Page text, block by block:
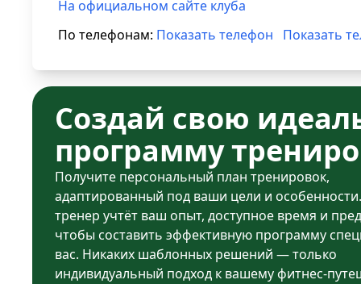
На официальном сайте клуба
По телефонам: Показать телефон Показать
Создай свою
программу
Получите персональный план тренировок,
адаптированный под ваши цели и
тренер учтёт ваш опыт, доступное время и
чтобы составить эффективную программу
вас. Никаких шаблонных решений — только
индивидуальный подход к вашему фитнес-